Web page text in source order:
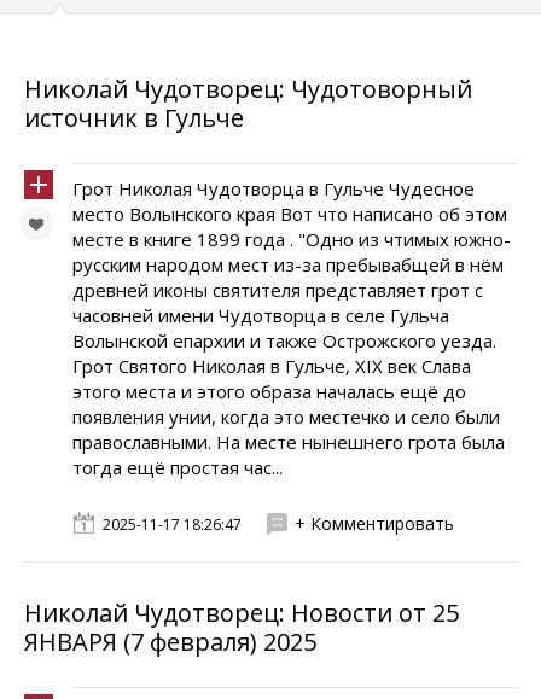
Николай Чудотворец: Чудотоворный
источник в Гульче
Грот Николая Чудотворца в Гульче Чудесное
место Волынского края Вот что написано об этом
месте в книге 1899 года . "Одно из чтимых южно-
русским народом мест из-за пребывабщей в нём
древней иконы cвятителя представляет грот с
часовней имени Чудотворца в селе Гульча
Волынской епархии и также Острожского уезда.
Грот Святого Николая в Гульче, XIX век Слава
этого места и этого образа началась ещё до
появления унии, когда это местечко и село были
православными. На месте нынешнего грота была
тогда ещё простая час...
2025-11-17 18:26:47 + Комментировать
Николай Чудотворец: Новости от 25
ЯНВАРЯ (7 февраля) 2025